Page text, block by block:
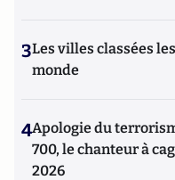
3Les villes classées
monde
4Apologie du
700, le chanteur à
2026